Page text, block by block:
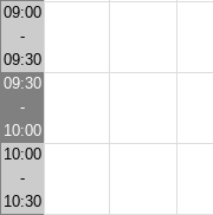
09:00
-
09:30
09:30
-
10:00
10:00
-
10:30